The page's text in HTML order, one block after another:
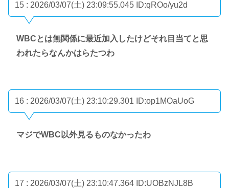
15 : 2026/03/07(土) 23:09:55.045 ID:qROo/yu2d
WBCとは無関係に最近加入したけどそれ目当てと思
われたらなんかはらたつわ
16 : 2026/03/07(土) 23:10:29.301 ID:op1MOaUoG
マジでWBC以外見るものなかったわ
17 : 2026/03/07(土) 23:10:47.364 ID:UOBzNJL8B